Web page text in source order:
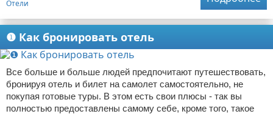
Отели
❶ Как бронировать отель
Все больше и больше людей предпочитают путешествовать,
бронируя отель и билет на самолет самостоятельно, не
покупая готовые туры. В этом есть свои плюсы - так вы
полностью предоставлены самому себе, кроме того, такое